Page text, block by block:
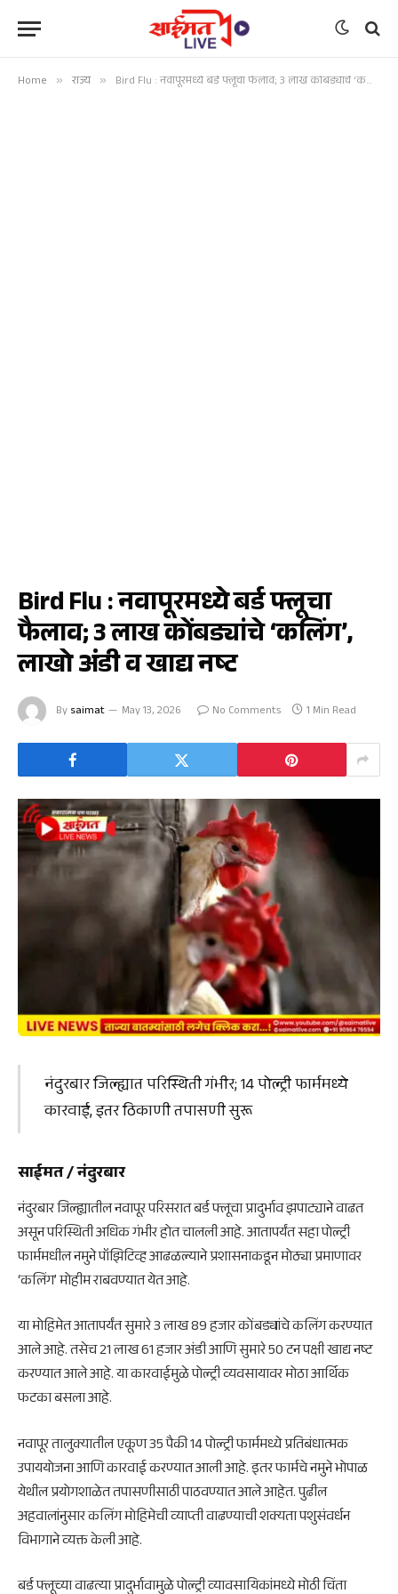
Home » राज्य » Bird Flu : नवापूरमध्ये बर्ड फ्लूचा फैलाव; 3 लाख कोंबड्यांचे ‘कलिंग’, लाखो अंडी व खाद्य नष्ट
Bird Flu : नवापूरमध्ये बर्ड फ्लूचा
फैलाव; 3 लाख कोंबड्यांचे ‘कलिंग’,
लाखो अंडी व खाद्य नष्ट
By saimat May 13, 2026 No Comments 1 Min Read
नंदुरबार जिल्ह्यात परिस्थिती गंभीर; 14 पोल्ट्री फार्ममध्ये
कारवाई, इतर ठिकाणी तपासणी सुरू
साईमत / नंदुरबार
नंदुरबार जिल्ह्यातील नवापूर परिसरात बर्ड फ्लूचा प्रादुर्भाव झपाट्याने वाढत
असून परिस्थिती अधिक गंभीर होत चालली आहे. आतापर्यंत सहा पोल्ट्री
फार्ममधील नमुने पॉझिटिव्ह आढळल्याने प्रशासनाकडून मोठ्या प्रमाणावर
‘कलिंग’ मोहीम राबवण्यात येत आहे.
या मोहिमेत आतापर्यंत सुमारे 3 लाख 89 हजार कोंबड्यांचे कलिंग करण्यात
आले आहे. तसेच 21 लाख 61 हजार अंडी आणि सुमारे 50 टन पक्षी खाद्य नष्ट
करण्यात आले आहे. या कारवाईमुळे पोल्ट्री व्यवसायावर मोठा आर्थिक
फटका बसला आहे.
नवापूर तालुक्यातील एकूण 35 पैकी 14 पोल्ट्री फार्ममध्ये प्रतिबंधात्मक
उपाययोजना आणि कारवाई करण्यात आली आहे. इतर फार्मचे नमुने भोपाळ
येथील प्रयोगशाळेत तपासणीसाठी पाठवण्यात आले आहेत. पुढील
अहवालांनुसार कलिंग मोहिमेची व्याप्ती वाढण्याची शक्यता पशुसंवर्धन
विभागाने व्यक्त केली आहे.
बर्ड फ्लूच्या वाढत्या प्रादुर्भावामुळे पोल्ट्री व्यावसायिकांमध्ये मोठी चिंता